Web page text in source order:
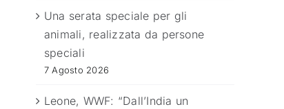
Una serata speciale per gli
animali, realizzata da persone
speciali
7 Agosto 2026
Leone, WWF: “Dall’India un